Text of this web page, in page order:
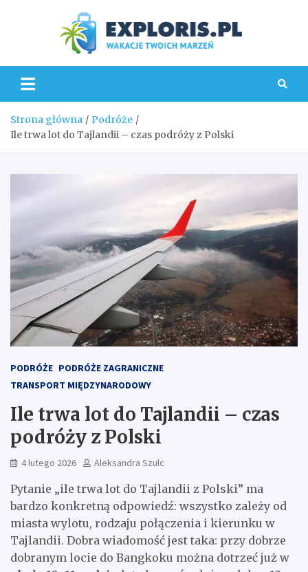
Strona główna
Podróże
Ile trwa lot do Tajlandii – czas podróży z Polski
PODRÓŻE PODRÓŻE ZAGRANICZNE
TRANSPORT MIĘDZYNARODOWY
Ile trwa lot do Tajlandii – czas
podróży z Polski
4 lutego 2026 Aleksandra Szulc
Pytanie „ile trwa lot do Tajlandii z Polski” ma
bardzo konkretną odpowiedź: wszystko zależy od
miasta wylotu, rodzaju połączenia i kierunku w
Tajlandii. Dobra wiadomość jest taka: przy dobrze
dobranym locie do Bangkoku można dotrzeć już w